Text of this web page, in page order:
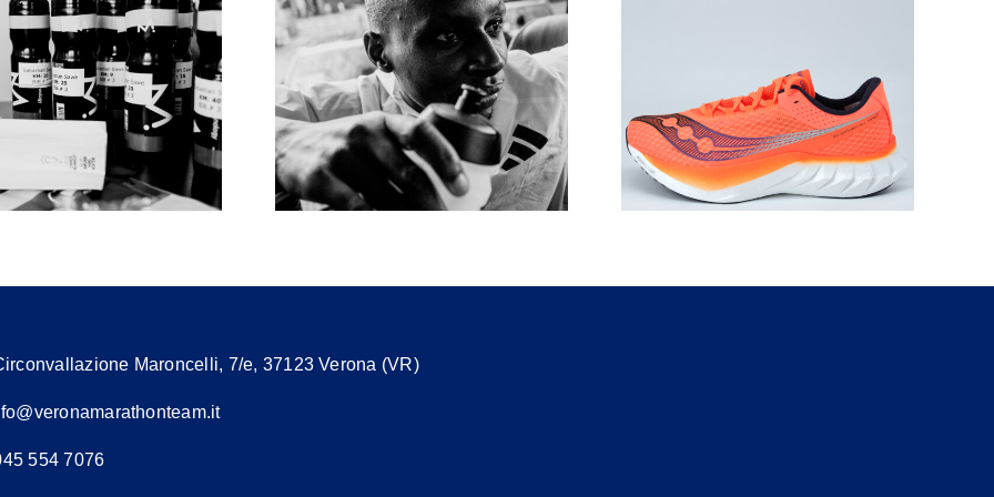
MAURTEN X SAWE
ALLA MARATONA
DI BERLINO
Supershoes:
vantaggi solo per i
pro?
MAURTEN X SAWE
ALLA MARATONA
DI BERLINO – terzo
ep.
Maroncelli, 7/e, 37123 Verona (VR)
554 7076